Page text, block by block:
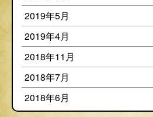
2019年5月
2019年4月
2018年11月
2018年7月
2018年6月